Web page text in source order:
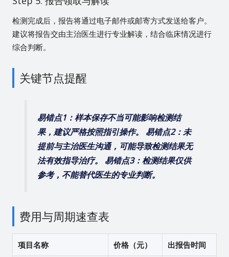
检测完成后，报告将通过电子邮件或邮寄方式发送给客户。
建议将报告交由主治医生进行专业解读，结合临床情况进行
综合判断。
关键节点提醒
易错点1：样本保存不当可能影响检测结
果，建议严格按照指引操作。
易错点2：未
提前与主治医生沟通，可能导致检测结果无
法有效指导治疗。
易错点3：检测结果仅供
参考，不能替代医生的专业判断。
费用与周期速查表
项目名称 价格（元） 出报告时间